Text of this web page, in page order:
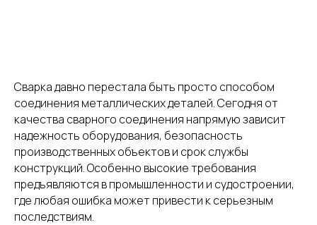
Сварка давно перестала быть просто способом
соединения металлических деталей. Сегодня от
качества сварного соединения напрямую зависит
надежность оборудования, безопасность
производственных объектов и срок службы
конструкций. Особенно высокие требования
предъявляются в промышленности и судостроении,
где любая ошибка может привести к серьезным
последствиям.